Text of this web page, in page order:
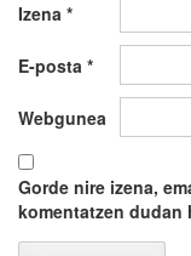
Izena *
E-posta *
Webgunea
Gorde nire izena,
komentatzen dudan